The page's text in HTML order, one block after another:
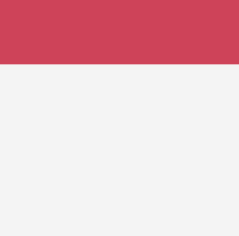
facebook